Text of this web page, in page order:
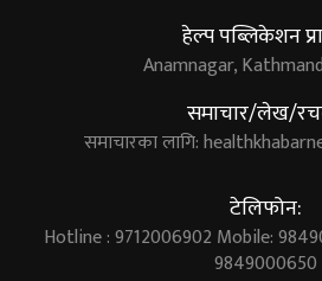
हेल्प पब्लिकेशन
Anamnagar,
समाचार/लेख/
समाचारका लागि:
टेलिफोन:
Hotline : 9712006902 Mobile:
9849000650